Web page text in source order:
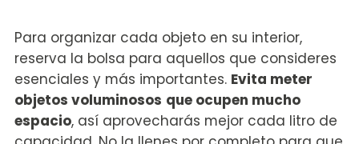
Para organizar cada objeto en su interior,
reserva la bolsa para aquellos que consideres
esenciales y más importantes. Evita meter
objetos voluminosos que ocupen mucho
espacio, así aprovecharás mejor cada litro de